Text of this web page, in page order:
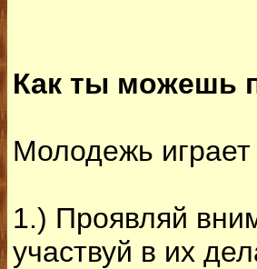
Как ты можешь
Молодежь
1.) Проявляй
участвуй в их